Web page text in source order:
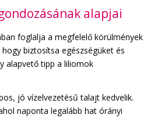
alapjai
foglalja a megfelelő körülmények
biztosítsa egészségüket és
alapvető tipp a liliomok
jó vízelvezetésű talajt kedvelik.
naponta legalább hat órányi